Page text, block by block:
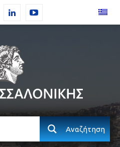
Αναζήτηση